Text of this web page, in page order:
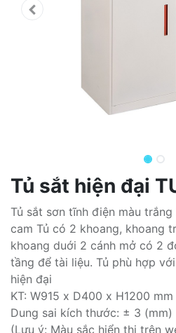
Tủ sắt hiện đại
Tủ sắt sơn tĩnh điện màu
cam Tủ có 2 khoang, khoang
khoang duới 2 cánh mở có 2
tầng để tài liệu. Tủ phù hợp
hiện đại
KT: W915 x D400 x H1200 mm
Dung sai kích thước: ± 3 (mm)
(Lưu ý: Màu sắc hiển thị trên